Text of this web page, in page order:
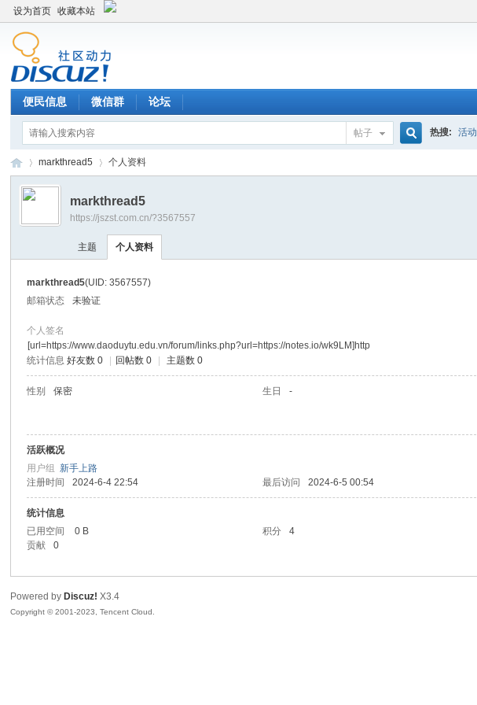
设为首页 收藏本站
便民信息 微信群 论坛
帖子 热搜: 活动
›
markthread5 个人资料
markthread5
https://jszst.com.cn/?3567557
主题 个人资料
markthread5(UID: 3567557)
邮箱状态
未验证
个人签名
[url=https://www.daoduytu.edu.vn/forum/links.php?url=https://notes.io/wk9LM]http
统计信息 好友数 0 回帖数 0 主题数 0
性别 保密 生日 -
活跃概况
用户组新手上路
注册时间
2024-6-4 22:54 最后访问 2024-6-5 00:54
统计信息
已用空间
0 B 积分 4
贡献
0
Powered by Discuz! X3.4
Copyright © 2001-2023, Tencent Cloud.